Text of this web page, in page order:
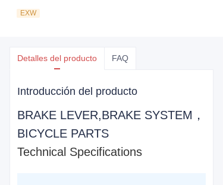
EXW
Detalles del producto FAQ
Introducción del producto
BRAKE LEVER,BRAKE SYSTEM，
BICYCLE PARTS
Technical Specifications